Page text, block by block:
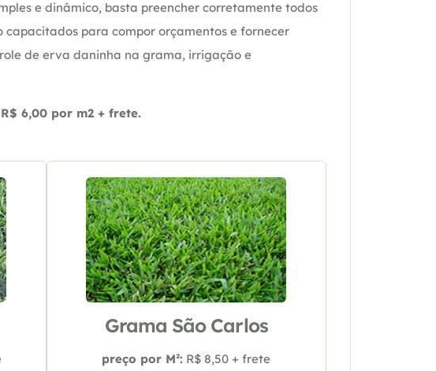
e dinâmico, basta preencher corretamente todos
capacitados para compor orçamentos e fornecer
de erva daninha na grama, irrigação e
6,00 por m2 + frete.
Grama São Carlos
preço por M²: R$ 8,50 + frete